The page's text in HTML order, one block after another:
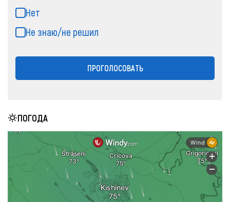
Нет
Не знаю/не решил
ПРОГОЛОСОВАТЬ
ПОГОДА